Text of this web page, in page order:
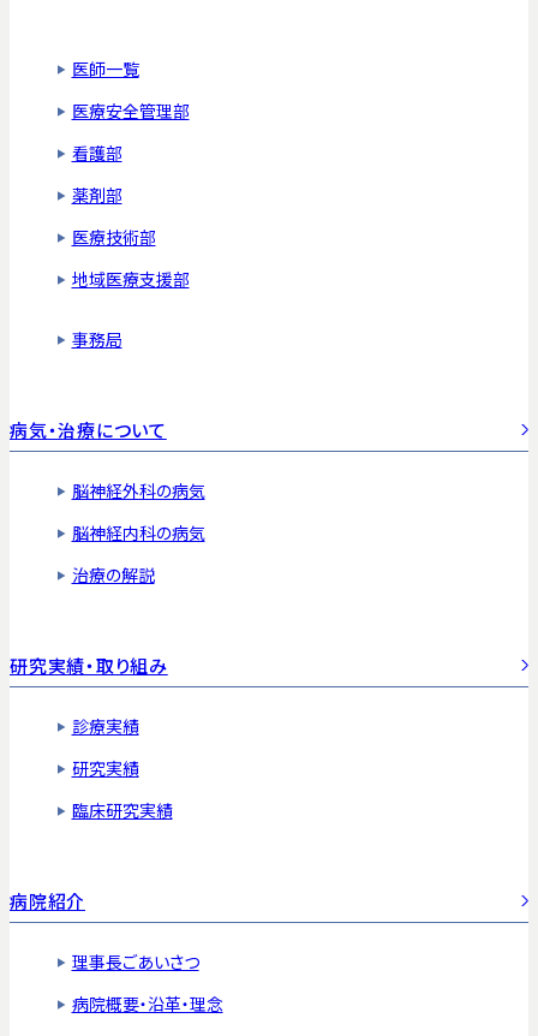
医師一覧
医療安全管理部
看護部
薬剤部
医療技術部
地域医療支援部
事務局
病気・治療について
脳神経外科の病気
脳神経内科の病気
治療の解説
研究実績・取り組み
診療実績
研究実績
臨床研究実績
病院紹介
理事長ごあいさつ
病院概要・沿革・理念